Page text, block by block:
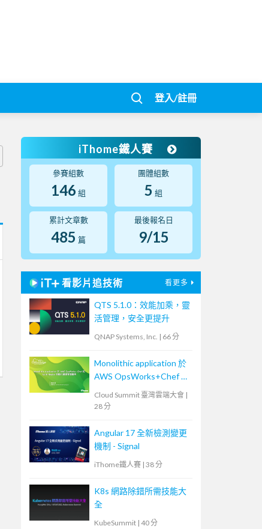
登入/註冊
iThome鐵人賽
參賽組數
146 組
團體組數
5 組
累計文章數
485 篇
最後報名日
9/15
看影片追技術 看更多
QTS 5.1.0：效能加乘，靈
活管理，安全更提升
QNAP Systems, Inc. | 66 分
Monolithic application 於
AWS OpsWorks+Chef 的
Multi-Region 自動化維運
管理實例
Cloud Summit 臺灣雲端大會 |
28 分
Angular 17 全新檢測變更
機制 - Signal
iThome鐵人賽 | 38 分
K8s 網路除錯所需技能大
全
KubeSummit | 40 分